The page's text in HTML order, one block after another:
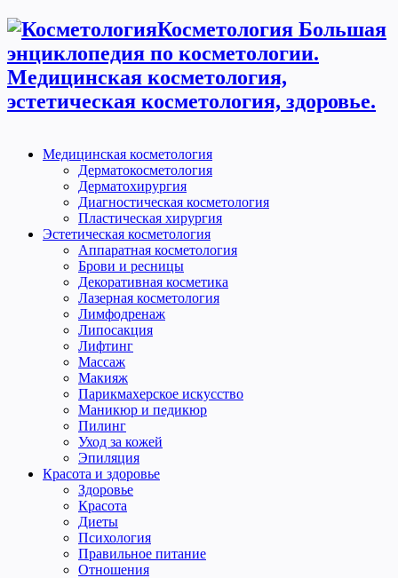
Косметология Большая
энциклопедия по косметологии.
Медицинская косметология,
эстетическая косметология, здоровье.
Медицинская косметология
Дерматокосметология
Дерматохирургия
Диагностическая косметология
Пластическая хирургия
Эстетическая косметология
Аппаратная косметология
Брови и ресницы
Декоративная косметика
Лазерная косметология
Лимфодренаж
Липосакция
Лифтинг
Массаж
Макияж
Парикмахерское искусство
Маникюр и педикюр
Пилинг
Уход за кожей
Эпиляция
Красота и здоровье
Здоровье
Красота
Диеты
Психология
Правильное питание
Отношения